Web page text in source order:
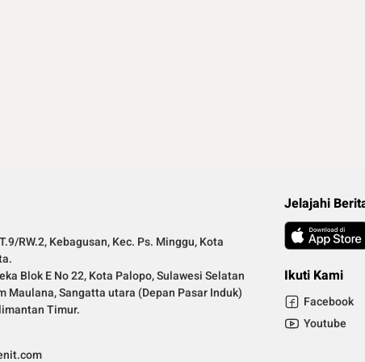
RW.2, Kebagusan, Kec. Ps. Minggu, Kota
Blok E No 22, Kota Palopo, Sulawesi Selatan
Maulana, Sangatta utara (Depan Pasar Induk)
Timur.
Jelajahi
Ikuti Kami
Facebook
Youtube